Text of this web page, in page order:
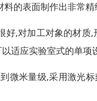
的表面制作出非常精
好,对加工对象的材
适应实验室式的单项
微米量级,采用激光